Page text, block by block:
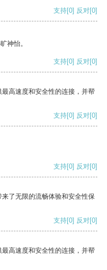
支持[0] 反对[0]
神怡。
支持[0] 反对[0]
高速度和安全性的连接，并帮
支持[0] 反对[0]
支持[0] 反对[0]
了无限的流畅体验和安全性保
支持[0] 反对[0]
高速度和安全性的连接，并帮